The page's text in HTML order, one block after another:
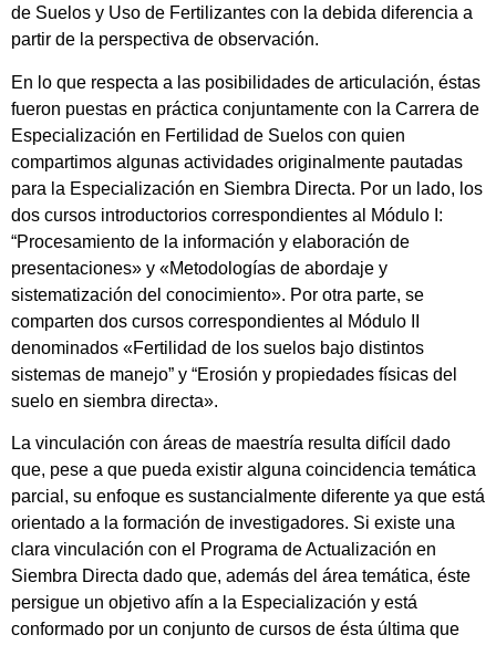
de Suelos y Uso de Fertilizantes con la debida diferencia a
partir de la perspectiva de observación.
En lo que respecta a las posibilidades de articulación, éstas
fueron puestas en práctica conjuntamente con la Carrera de
Especialización en Fertilidad de Suelos con quien
compartimos algunas actividades originalmente pautadas
para la Especialización en Siembra Directa. Por un lado, los
dos cursos introductorios correspondientes al Módulo I:
“Procesamiento de la información y elaboración de
presentaciones» y «Metodologías de abordaje y
sistematización del conocimiento». Por otra parte, se
comparten dos cursos correspondientes al Módulo II
denominados «Fertilidad de los suelos bajo distintos
sistemas de manejo” y “Erosión y propiedades físicas del
suelo en siembra directa».
La vinculación con áreas de maestría resulta difícil dado
que, pese a que pueda existir alguna coincidencia temática
parcial, su enfoque es sustancialmente diferente ya que está
orientado a la formación de investigadores. Si existe una
clara vinculación con el Programa de Actualización en
Siembra Directa dado que, además del área temática, éste
persigue un objetivo afín a la Especialización y está
conformado por un conjunto de cursos de ésta última que